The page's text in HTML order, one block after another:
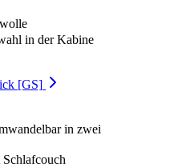
in der Kabine
[GS]
in zwei
Schlafcouch